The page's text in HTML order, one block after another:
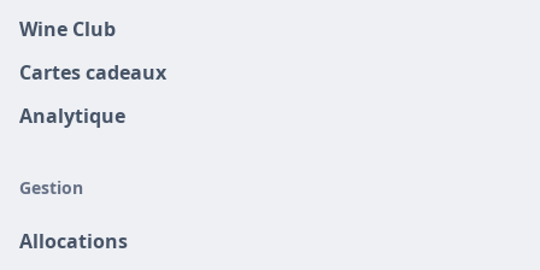
Wine Club
Cartes cadeaux
Analytique
Gestion
Allocations